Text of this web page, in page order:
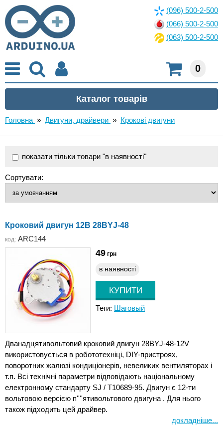
(096) 500-2-500
(066) 500-2-500
(063) 500-2-500
0
Головна » Двигуни, драйвери » Крокові двигуни
показати тільки товари "в наявності"
Сортувати:
Кроковий двигун 12В 28BYJ-48
код: ARC144
49 грн
в наявності
Теги: Шаговый
Дванадцятивольтовий кроковий двигун 28BYJ-48-12V
використовується в робототехніці, DIY-пристроях,
поворотних жалюзі кондиціонерів, невеликих вентиляторах і
т.п. Всі технічні параметри відповідають національному
електронному стандарту SJ / T10689-95. Двигун є 12-ти
вольтовою версією п''''ятивольтового двигуна . Для нього
також підходить цей драйвер.
докладніше...